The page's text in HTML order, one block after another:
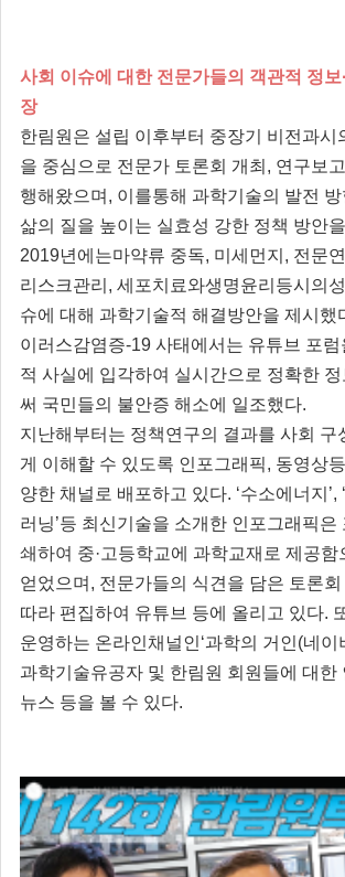
사회 이슈에 대한 전문가들의 객관적 정보
장
한림원은 설립 이후부터 중장기 비전과시
을 중심으로 전문가 토론회 개최, 연구보
행해왔으며, 이를통해 과학기술의 발전 방
삶의 질을 높이는 실효성 강한 정책 방안
2019년에는마약류 중독, 미세먼지, 전문
리스크관리, 세포치료와생명윤리등시의
슈에 대해 과학기술적 해결방안을 제시했
이러스감염증-19 사태에서는 유튜브 포
적 사실에 입각하여 실시간으로 정확한
써 국민들의 불안증 해소에 일조했다.
지난해부터는 정책연구의 결과를 사회 구
게 이해할 수 있도록 인포그래픽, 동영상
양한 채널로 배포하고 있다. ‘수소에너지’,
러닝’등 최신기술을 소개한 인포그래픽은
쇄하여 중·고등학교에 과학교재로 제공함
얻었으며, 전문가들의 식견을 담은 토론회
따라 편집하여 유튜브 등에 올리고 있다.
운영하는 온라인채널인‘과학의 거인(네이
과학기술유공자 및 한림원 회원들에 대한
뉴스 등을 볼 수 있다.